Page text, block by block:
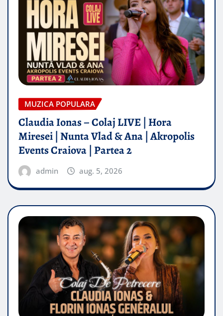
MUZICA POPULARA
Claudia Ionas – Colaj LIVE | Hora
Miresei | Nunta Vlad & Ana | Akropolis
Events Craiova | Partea 2
admin aug. 5, 2026